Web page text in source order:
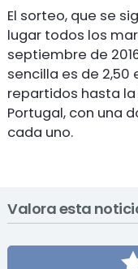
El sorteo, que se
lugar todos los
septiembre de
sencilla es de 2,50
repartidos hasta
Portugal, con una
cada uno.
Valora esta